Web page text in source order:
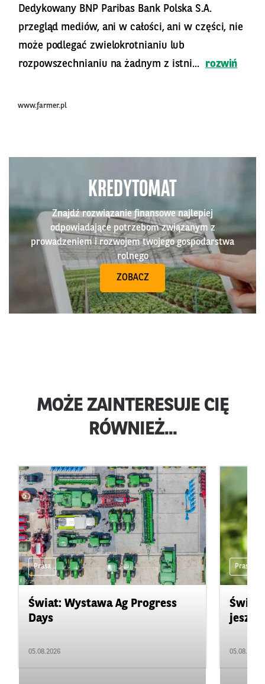
Dedykowany BNP Paribas Bank Polska S.A.
przegląd mediów, ani w całości, ani w części, nie
może podlegać zwielokrotnianiu lub
rozpowszechnianiu na żadnym z istni...
rozwiń
www.farmer.pl
KREDYTOMAT
Znajdź rozwiązanie finansowe najlepiej
odpowiadające potrzebom związanym z
prowadzeniem i rozwojem twojego gospodarstwa
rolnego
ZOBACZ
MOŻE ZAINTERESUJE CIĘ
RÓWNIEŻ...
Prasa
Świat: Wystawa Ag Progress
Days
05.08.2026
Prasa
Świat:
05.08.2026